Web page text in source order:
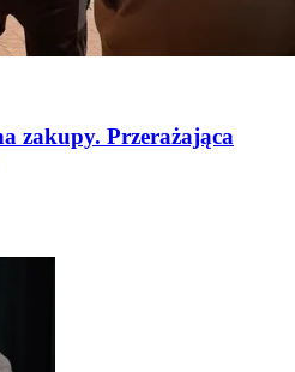
zakupy. Przerażająca